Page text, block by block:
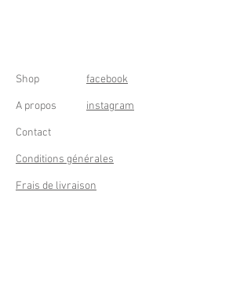
Shop
A propos
Contact
Conditions générales
Frais de livraison
facebook
instagram